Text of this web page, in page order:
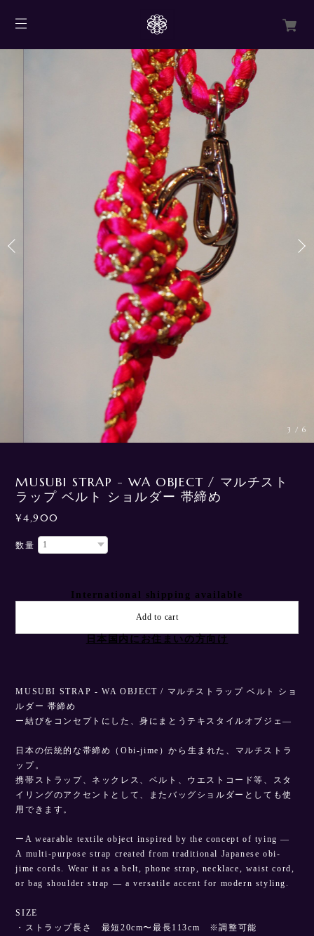
3 /6
MUSUBI STRAP - WA OBJECT / マルチスト
ラップ ベルト ショルダー 帯締め
¥4,900
数量
International shipping available
Add to cart
日本国内にお住まいの方向け
MUSUBI STRAP - WA OBJECT / マルチストラップ ベルト ショ
ルダー 帯締め
ー結びをコンセプトにした、身にまとうテキスタイルオブジェ—
日本の伝統的な帯締め（Obi-jime）から生まれた、マルチストラ
ップ。
携帯ストラップ、ネックレス、ベルト、ウエストコード等、スタ
イリングのアクセントとして、またバッグショルダーとしても使
用できます。
ーA wearable textile object inspired by the concept of tying —
A multi-purpose strap created from traditional Japanese obi-
jime cords. Wear it as a belt, phone strap, necklace, waist cord,
or bag shoulder strap — a versatile accent for modern styling.
SIZE
・ストラップ長さ 最短20cm〜最長113cm ※調整可能